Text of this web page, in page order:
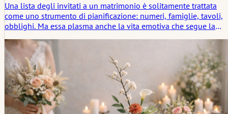
Una lista degli invitati a un matrimonio è solitamente trattata
come uno strumento di pianificazione: numeri, famiglie, tavoli,
obblighi. Ma essa plasma anche la vita emotiva che segue la
un matrimonio influenza non solo il giorno stesso, ma la realtà
più silenziosa che inizia dopo di esso.